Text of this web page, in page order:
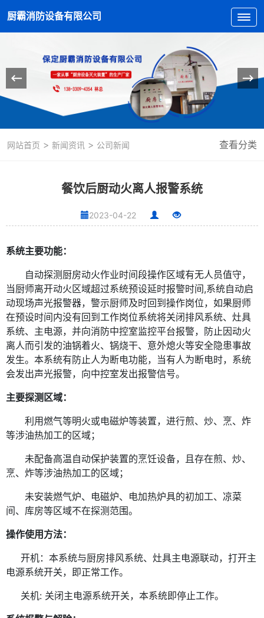
厨霸消防设备有限公司
网站首页 > 新闻资讯 > 公司新闻 查看分类
餐饮后厨动火离人报警系统
2023-04-22
系统主要功能：
自动探测厨房动火作业时间段操作区域有无人员值守，
当厨师离开动火区域超过系统预设延时报警时间,系统自动启
动现场声光报警器，警示厨师及时回到操作岗位，如果厨师
在预设时间内没有回到工作岗位系统将关闭排风系统、灶具
系统、主电源，并向消防中控室监控平台报警，防止因动火
离人而引发的油锅着火、锅烧干、意外熄火等安全隐患事故
发生。本系统有防止人为断电功能，当有人为断电时，系统
会发出声光报警，向中控室发出报警信号。
主要探测区域：
利用燃气等明火或电磁炉等装置，进行煎、炒、烹、炸
等涉油热加工的区域；
未配备高温自动保护装置的烹饪设备，且存在煎、炒、
烹、炸等涉油热加工的区域；
未安装燃气炉、电磁炉、电加热炉具的初加工、凉菜
间、库房等区域不在探测范围。
操作使用方法：
开机：本系统与厨房排风系统、灶具主电源联动，打开主
电源系统开关，即正常工作。
关机: 关闭主电源系统开关，本系统即停止工作。